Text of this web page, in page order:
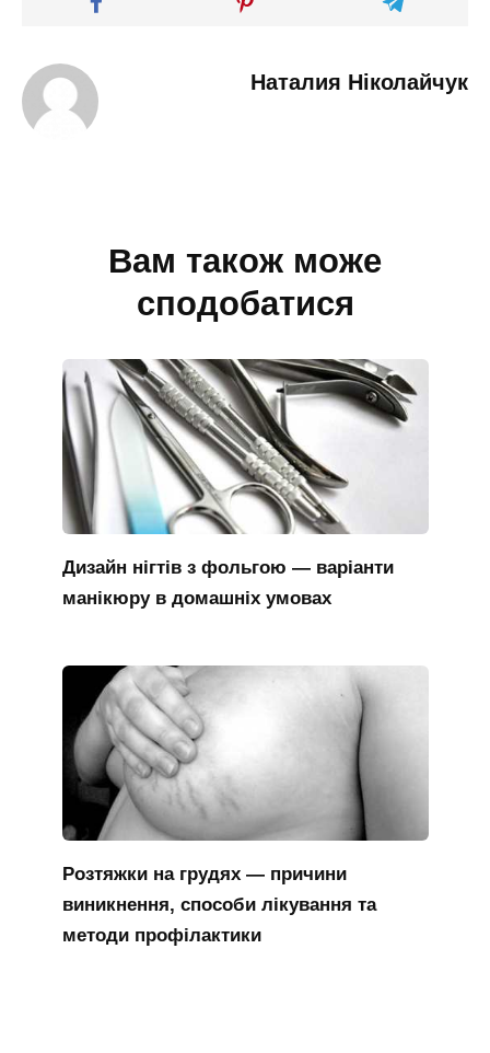
Наталия Ніколайчук
Вам також може
сподобатися
Дизайн нігтів з фольгою — варіанти
манікюру в домашніх умовах
Розтяжки на грудях — причини
виникнення, способи лікування та
методи профілактики